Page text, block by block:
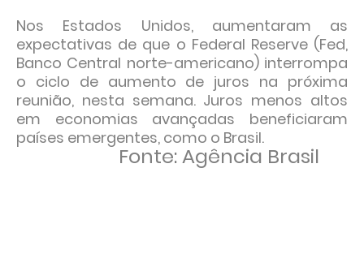
Nos Estados Unidos, aumentaram as
expectativas de que o Federal Reserve (Fed,
Banco Central norte-americano) interrompa
o ciclo de aumento de juros na próxima
reunião, nesta semana. Juros menos altos
em economias avançadas beneficiaram
países emergentes, como o Brasil.
Fonte: Agência Brasil